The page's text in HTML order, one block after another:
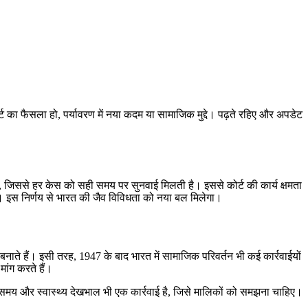
फैसला हो, पर्यावरण में नया कदम या सामाजिक मुद्दे। पढ़ते रहिए और अपडेट
हर केस को सही समय पर सुनवाई मिलती है। इससे कोर्ट की कार्य क्षमता
निर्णय से भारत की जैव विविधता को नया बल मिलेगा।
हैं। इसी तरह, 1947 के बाद भारत में सामाजिक परिवर्तन भी कई कार्रवाईयों
करते हैं।
और स्वास्थ्य देखभाल भी एक कार्रवाई है, जिसे मालिकों को समझना चाहिए।